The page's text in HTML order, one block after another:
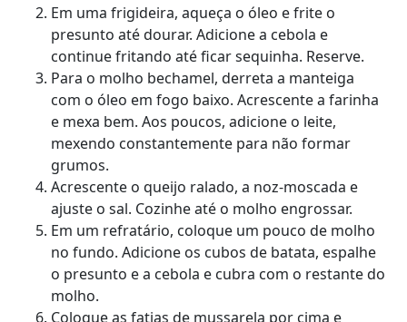
Em uma frigideira, aqueça o óleo e frite o
presunto até dourar. Adicione a cebola e
continue fritando até ficar sequinha. Reserve.
Para o molho bechamel, derreta a manteiga
com o óleo em fogo baixo. Acrescente a farinha
e mexa bem. Aos poucos, adicione o leite,
mexendo constantemente para não formar
grumos.
Acrescente o queijo ralado, a noz-moscada e
ajuste o sal. Cozinhe até o molho engrossar.
Em um refratário, coloque um pouco de molho
no fundo. Adicione os cubos de batata, espalhe
o presunto e a cebola e cubra com o restante do
molho.
Coloque as fatias de mussarela por cima e